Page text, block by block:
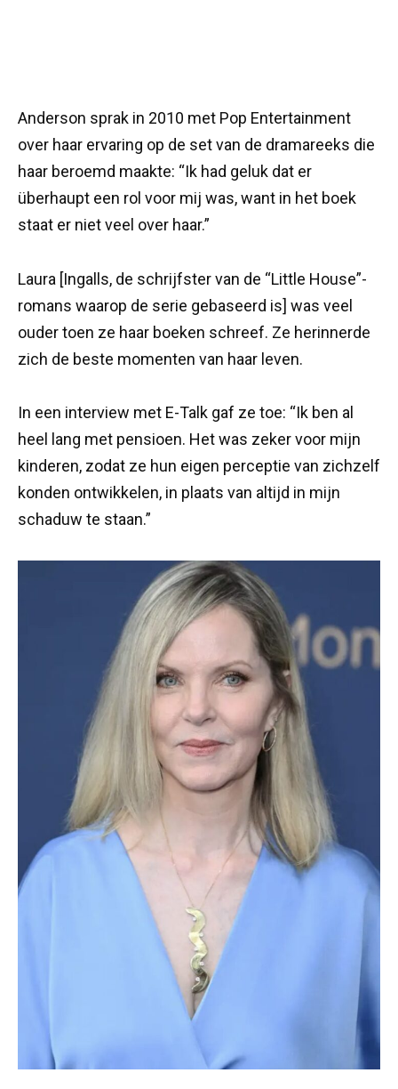
Anderson sprak in 2010 met Pop Entertainment
over haar ervaring op de set van de dramareeks die
haar beroemd maakte: “Ik had geluk dat er
überhaupt een rol voor mij was, want in het boek
staat er niet veel over haar.”
Laura [Ingalls, de schrijfster van de “Little House”-
romans waarop de serie gebaseerd is] was veel
ouder toen ze haar boeken schreef. Ze herinnerde
zich de beste momenten van haar leven.
In een interview met E-Talk gaf ze toe: “Ik ben al
heel lang met pensioen. Het was zeker voor mijn
kinderen, zodat ze hun eigen perceptie van zichzelf
konden ontwikkelen, in plaats van altijd in mijn
schaduw te staan.”